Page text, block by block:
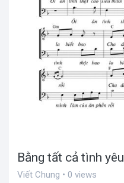
Bằng tất cả tình yêu
Viết Chung • 0 views